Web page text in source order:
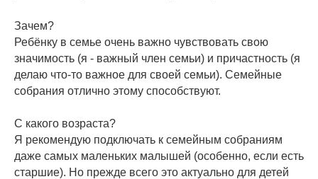
Зачем?
Ребёнку в семье очень важно чувствовать свою
значимость (я - важный член семьи) и причастность (я
делаю что-то важное для своей семьи). Семейные
собрания отлично этому способствуют.
С какого возраста?⠀
Я рекомендую подключать к семейным собраниям
даже самых маленьких малышей (особенно, если есть
старшие). Но прежде всего это актуально для детей